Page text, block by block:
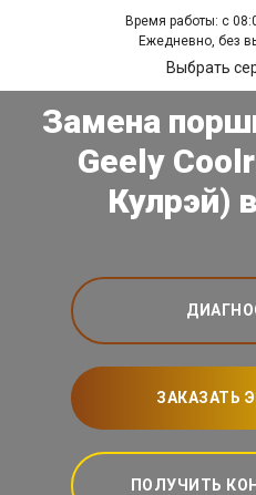
Время работы: с
Ежедневно, без
Выбрать
Замена
Geely
Кулрэй)
ЗАКАЗАТЬ
ПОЛУЧИТЬ